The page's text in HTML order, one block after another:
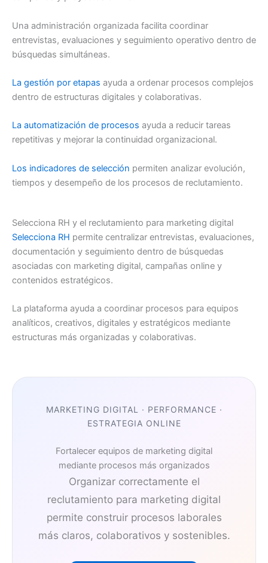
Una administración organizada facilita coordinar
entrevistas, evaluaciones y seguimiento operativo dentro de
búsquedas simultáneas.
La gestión por etapas ayuda a ordenar procesos complejos
dentro de estructuras digitales y colaborativas.
La automatización de procesos ayuda a reducir tareas
repetitivas y mejorar la continuidad organizacional.
Los indicadores de selección permiten analizar evolución,
tiempos y desempeño de los procesos de reclutamiento.
Selecciona RH y el reclutamiento para marketing digital
Selecciona RH permite centralizar entrevistas, evaluaciones,
documentación y seguimiento dentro de búsquedas
asociadas con marketing digital, campañas online y
contenidos estratégicos.
La plataforma ayuda a coordinar procesos para equipos
analíticos, creativos, digitales y estratégicos mediante
estructuras más organizadas y colaborativas.
MARKETING DIGITAL · PERFORMANCE ·
ESTRATEGIA ONLINE
Fortalecer equipos de marketing digital
mediante procesos más organizados
Organizar correctamente el
reclutamiento para marketing digital
permite construir procesos laborales
más claros, colaborativos y sostenibles.